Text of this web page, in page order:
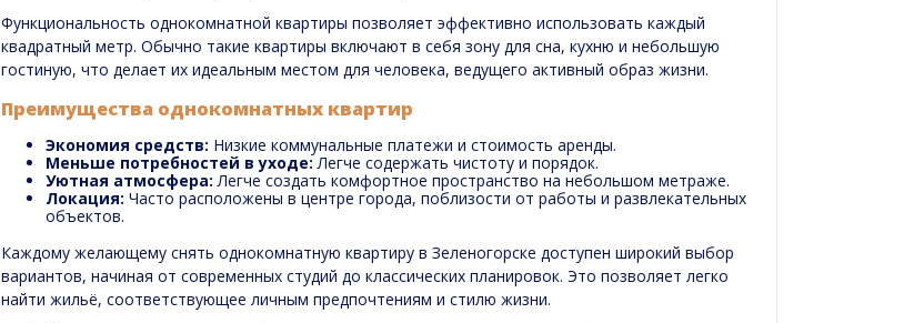
Функциональность однокомнатной квартиры позволяет эффективно использовать каждый
квадратный метр. Обычно такие квартиры включают в себя зону для сна, кухню и небольшую
гостиную, что делает их идеальным местом для человека, ведущего активный образ жизни.
Преимущества однокомнатных квартир
Экономия средств: Низкие коммунальные платежи и стоимость аренды.
Меньше потребностей в уходе: Легче содержать чистоту и порядок.
Уютная атмосфера: Легче создать комфортное пространство на небольшом метраже.
Локация: Часто расположены в центре города, поблизости от работы и развлекательных
объектов.
Каждому желающему снять однокомнатную квартиру в Зеленогорске доступен широкий выбор
вариантов, начиная от современных студий до классических планировок. Это позволяет легко
найти жильё, соответствующее личным предпочтениям и стилю жизни.